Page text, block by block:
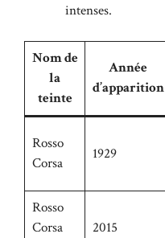
intenses.
Nom de
la
teinte
Année
d’apparition
Rosso
Corsa
1929
Rosso
Corsa
2015